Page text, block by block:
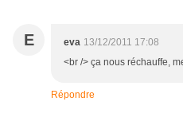
E eva 13/12/2011 17:08
<br /> ça nous réchauffe,
Répondre